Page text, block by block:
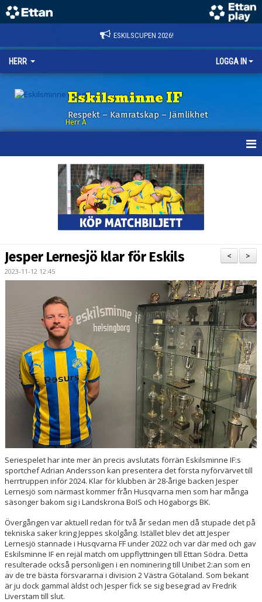
ESKILSCUPEN 2026!
HERR LOGGA IN
Eskilsminne IF
Respekt – Kamratskap – Jämlikhet
Herr A
BILDGALLERI
ETTAN SÖDRA
>
<
Jesper Lernesjö klar för Eskils
2023-11-12 12:45
Seriespelet har inte mer än precis avslutats förrän Eskilsminne IF:s
sportchef Adrian Andersson kan presentera det första nyförvärvet till
herrtruppen inför 2024. Klar för klubben är 28-årige backen Jesper
Lernesjö som närmast kommer från Husqvarna men som har många
säsonger bakom sig i Landskrona BoIS och Högaborgs BK.
Övergången var aktuell redan för två år sedan men då stupade det på
tekniska saker kring Jeppes skolgång. Istället blev det att Jesper
Lernesjö stannade i Husqvarna FF under 2022 och var där med och gav
Eskilsminne IF en rejäl match om uppflyttningen till Ettan Södra. Detta
resulterade också personligen i en nominering till Unibet 2:an som en
av de tre bästa försvararna i division 2 Västra Götaland. Som bekant
är ju dock gammal äldst och Jesper fick se sig besegrad av Fredrik
Liverstam till slut.